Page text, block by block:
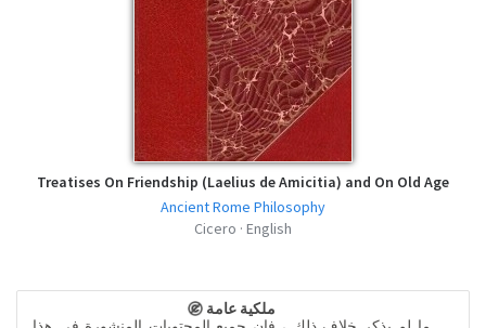
Treatises On Friendship (Laelius de Amicitia) and On Old Age
Ancient Rome Philosophy
Cicero · English
ملكية عامة